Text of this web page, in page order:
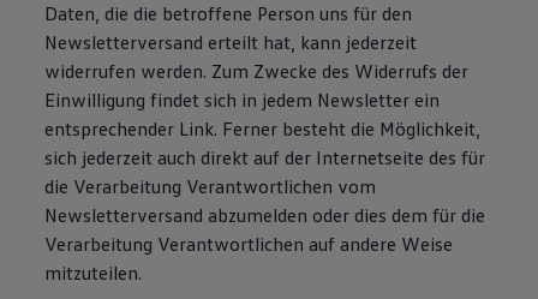
Daten, die die betroffene Person uns für den
Newsletterversand erteilt hat, kann jederzeit
widerrufen werden. Zum Zwecke des Widerrufs der
Einwilligung findet sich in jedem Newsletter ein
entsprechender Link. Ferner besteht die Möglichkeit,
sich jederzeit auch direkt auf der Internetseite des für
die Verarbeitung Verantwortlichen vom
Newsletterversand abzumelden oder dies dem für die
Verarbeitung Verantwortlichen auf andere Weise
mitzuteilen.